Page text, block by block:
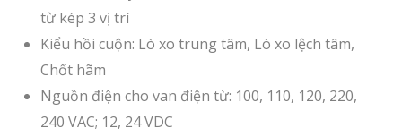
từ kép 3 vị trí
Kiểu hồi cuộn: Lò xo trung tâm, Lò xo lệch tâm,
Chốt hãm
Nguồn điện cho van điện từ: 100, 110, 120, 220,
240 VAC; 12, 24 VDC